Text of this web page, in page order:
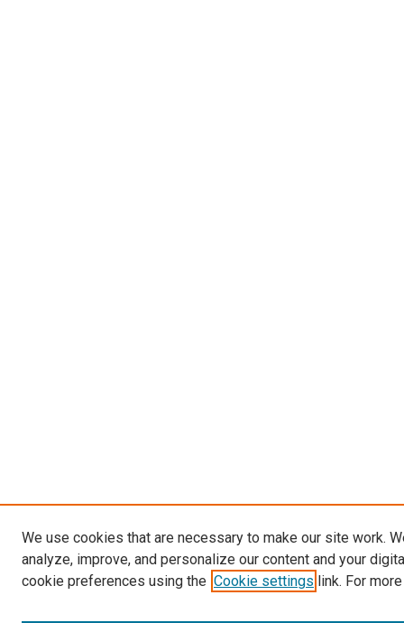
We use cookies that are necessary to make our site work.
analyze, improve, and personalize our content and your
cookie preferences using the Cookie settings link. For